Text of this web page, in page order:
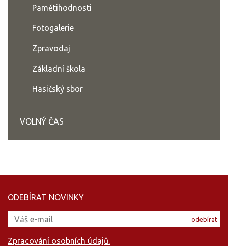
Pamětihodnosti
Fotogalerie
Zpravodaj
Základní škola
Hasičský sbor
VOLNÝ ČAS
ODEBÍRAT NOVINKY
odebírat
Zpracování osobních údajů.